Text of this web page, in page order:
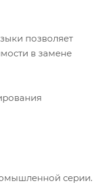
позволяет
в замене
серии.